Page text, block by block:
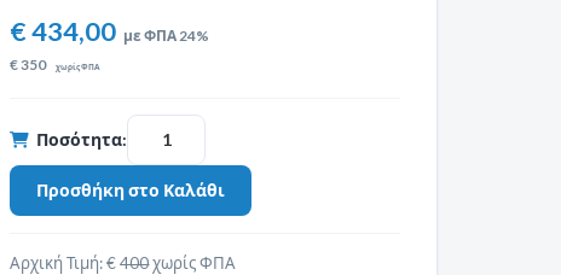
€ 434,00 με ΦΠΑ 24%
€350 χωρίς ΦΠΑ
Ποσότητα:
Αρχική Τιμή: €400χωρίς ΦΠΑ